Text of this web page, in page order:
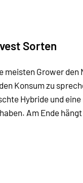
Sorten
meisten Grower
Konsum zu
Hybride und eine
Am Ende